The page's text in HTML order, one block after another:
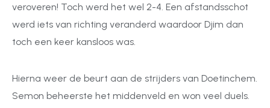
veroveren! Toch werd het wel 2-4. Een afstandsschot
werd iets van richting veranderd waardoor Djim dan
toch een keer kansloos was.
Hierna weer de beurt aan de strijders van Doetinchem.
Semon beheerste het middenveld en won veel duels.